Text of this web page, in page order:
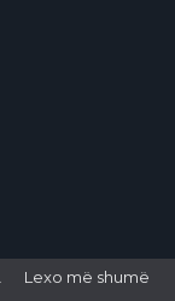
Lexo më shumë